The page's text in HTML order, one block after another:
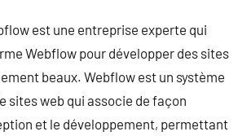
est une entreprise experte qui
Webflow pour développer des sites
beaux. Webflow est un système
sites web qui associe de façon
et le développement, permettant